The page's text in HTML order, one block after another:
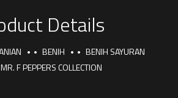
Details
BENIH
BENIH SAYURAN
MR. F PEPPERS COLLECTION